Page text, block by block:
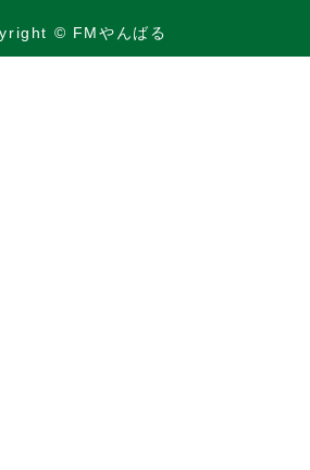
© FMやんばる